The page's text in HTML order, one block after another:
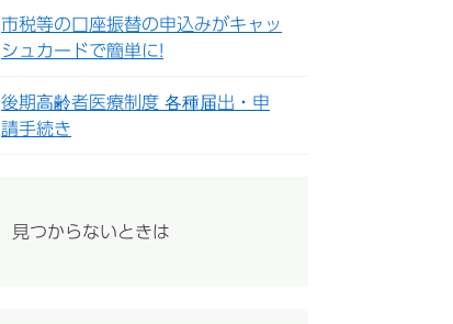
市税等の口座振替の申込みがキャッ
シュカードで簡単に!
後期高齢者医療制度 各種届出・申
請手続き
見つからないときは